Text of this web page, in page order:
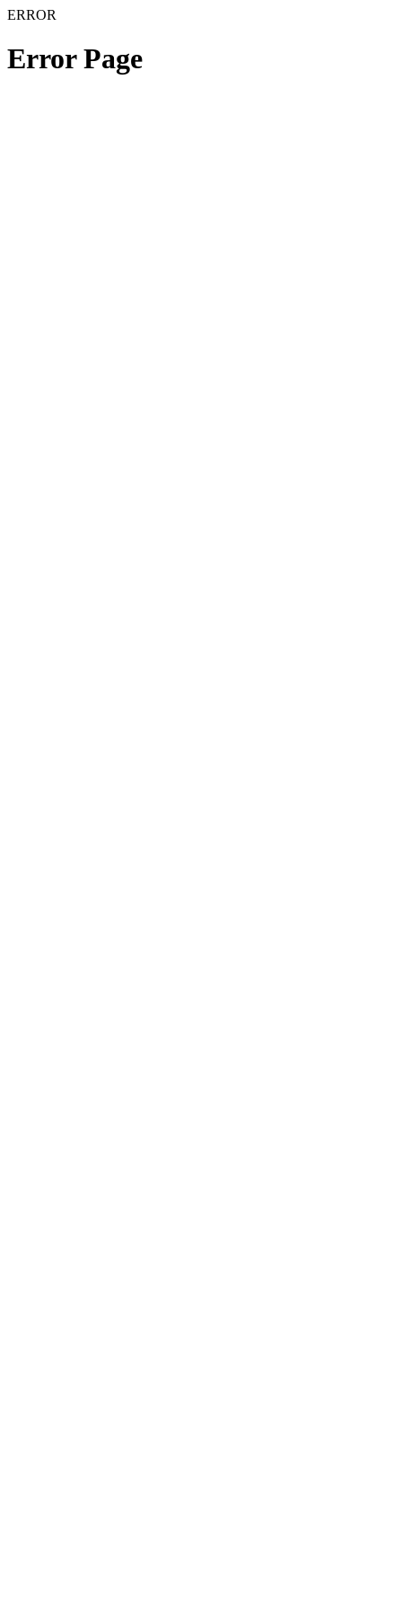
ERROR
Error Page